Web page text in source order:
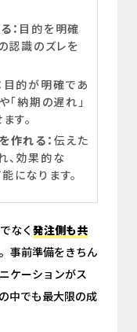
： 目的を明確
認識のズレを
目的が明確であ
「納期の遅れ」
す。
作れる： 伝えた
、効果的な
になります。
なく発注側も共
事前準備をきちん
ケーションがス
中でも最大限の成